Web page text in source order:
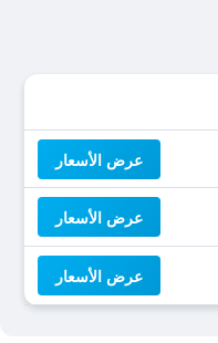
عرض الأسعار
عرض الأسعار
عرض الأسعار